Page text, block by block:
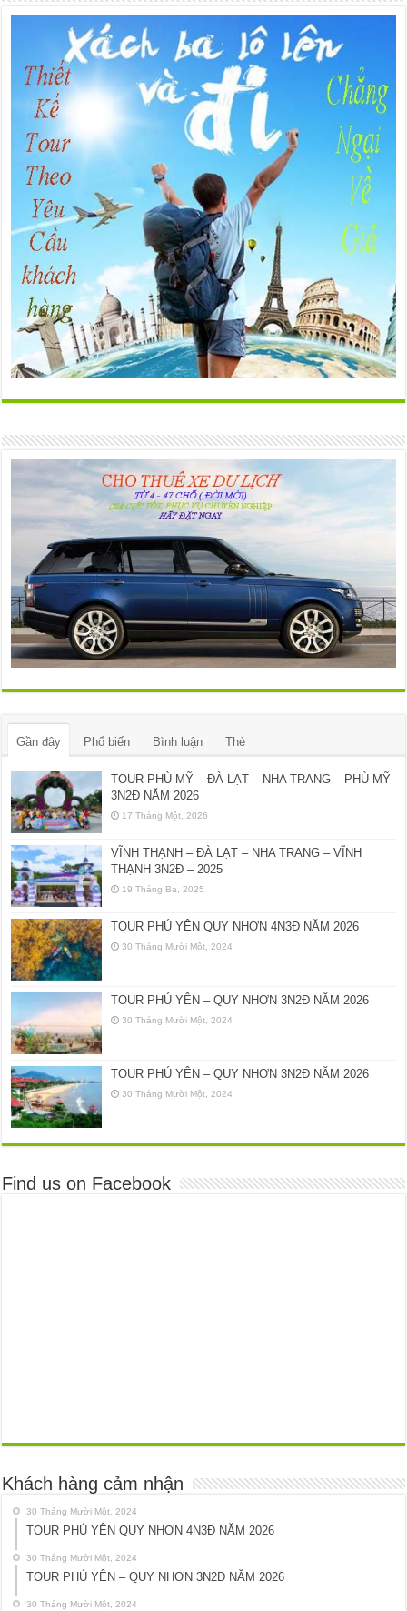
Gần đây Phổ biến Bình luận Thẻ
TOUR PHÙ MỸ – ĐÀ LẠT – NHA TRANG – PHÙ MỸ
3N2Đ NĂM 2026
17 Tháng Một, 2026
VĨNH THẠNH – ĐÀ LẠT – NHA TRANG – VĨNH
THẠNH 3N2Đ – 2025
19 Tháng Ba, 2025
TOUR PHÚ YÊN QUY NHƠN 4N3Đ NĂM 2026
30 Tháng Mười Một, 2024
TOUR PHÚ YÊN – QUY NHƠN 3N2Đ NĂM 2026
30 Tháng Mười Một, 2024
TOUR PHÚ YÊN – QUY NHƠN 3N2Đ NĂM 2026
30 Tháng Mười Một, 2024
Find us on Facebook
Khách hàng cảm nhận
30 Tháng Mười Một, 2024
TOUR PHÚ YÊN QUY NHƠN 4N3Đ NĂM 2026
30 Tháng Mười Một, 2024
TOUR PHÚ YÊN – QUY NHƠN 3N2Đ NĂM 2026
30 Tháng Mười Một, 2024